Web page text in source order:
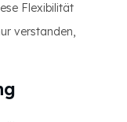
Flexibilität
verstanden,